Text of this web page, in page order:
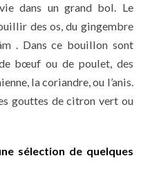
dans un grand bol. Le
des os, du gingembre
. Dans ce bouillon sont
bœuf ou de poulet, des
la coriandre, ou l’anis.
gouttes de citron vert ou
sélection de quelques